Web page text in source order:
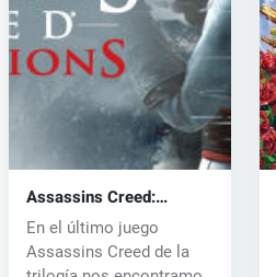
Assassins Creed:
Revelations (PC) CD key
En el último juego
Assassins Creed de la